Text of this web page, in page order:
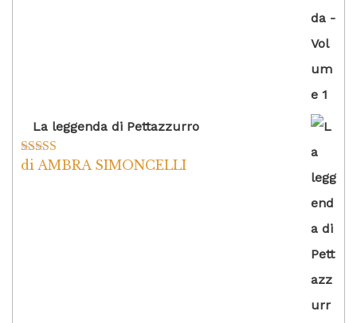
La leggenda di Pettazzurro
Valutato5su
di AMBRA SIMONCELLI